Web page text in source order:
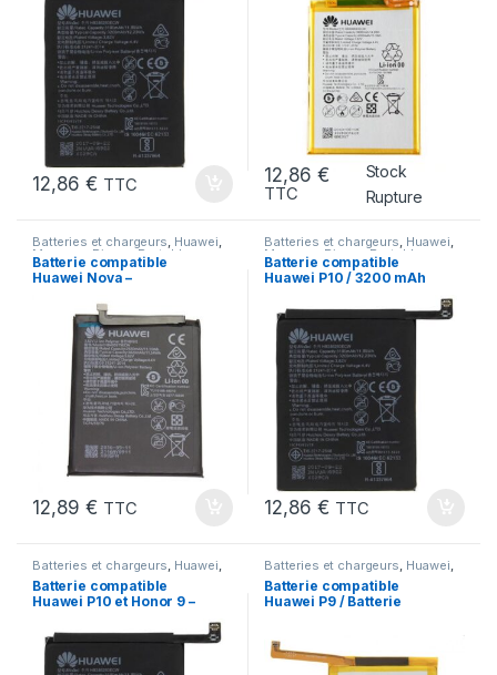
12,86€ TTC 12,86€
TTC
Stock
Rupture
Batteries et chargeurs, Huawei,
Marques Pieces Portable
Batterie compatible
Huawei Nova –
12,89€ TTC
Batteries et chargeurs, Huawei,
Marques Pieces Portable
Batterie compatible
Huawei P10 / 3200 mAh
HB386280ECW
12,86€ TTC
Batteries et chargeurs, Huawei,
Marques Pieces Portable
Batterie compatible
Huawei P10 et Honor 9 –
mAh AAA+
Batteries et chargeurs, Huawei,
Marques Pieces Portable
Batterie compatible
Huawei P9 / Batterie